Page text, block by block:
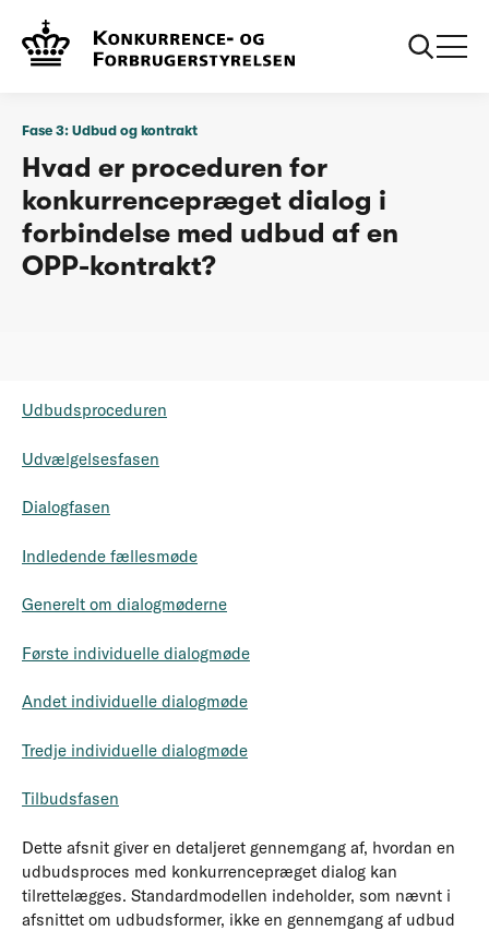
Fase 3: Udbud og kontrakt
Fase 3: Udbud og kontrakt
Hvad er proceduren for
konkurrencepræget dialog i
forbindelse med udbud af en
OPP-kontrakt?
Udbudsproceduren
Udvælgelsesfasen
Dialogfasen
Indledende fællesmøde
Generelt om dialogmøderne
Første individuelle dialogmøde
Andet individuelle dialogmøde
Tredje individuelle dialogmøde
Tilbudsfasen
Dette afsnit giver en detaljeret gennemgang af, hvordan en
udbudsproces med konkurrencepræget dialog kan
tilrettelægges. Standardmodellen indeholder, som nævnt i
afsnittet om udbudsformer, ikke en gennemgang af udbud